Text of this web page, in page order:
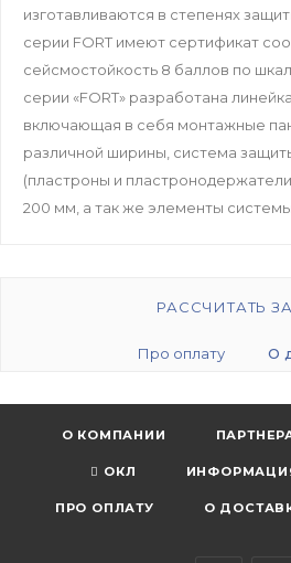
изготавливаются в степенях
серии FORT имеют сертификат
сейсмостойкость 8 баллов по
серии «FORT» разработана
включающая в себя монтажные
различной ширины, система
(пластроны и
200 мм, а так же элементы
РАССЧИТАТЬ
Про оплату О
О КОМПАНИИ
ОКЛ
ПРО ОПЛАТУ О